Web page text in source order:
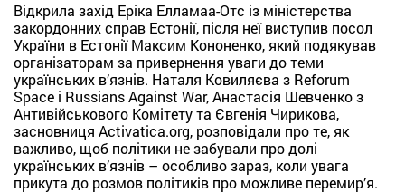
Відкрила захід Еріка Елламаа-Отс із міністерства
закордонних справ Естонії, після неї виступив посол
України в Естонії Максим Кононенко, який подякував
організаторам за привернення уваги до теми
українських в’язнів. Наталя Ковиляєва з Reforum
Space і Russians Against War, Анастасія Шевченко з
Антивійськового Комітету та Євгенія Чирикова,
засновниця Activatica.org, розповідали про те, як
важливо, щоб політики не забували про долі
українських в’язнів – особливо зараз, коли увага
прикута до розмов політиків про можливе перемир’я.